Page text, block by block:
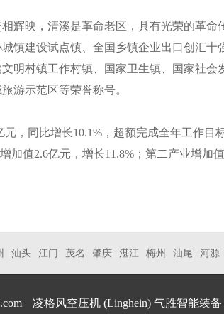
辉映，清溪是革命老区，具有光荣的革命
镇建设试点镇、全国乡镇企业出口创汇十
明村镇工作村镇、国家卫生镇、国家社会
游示范区等荣誉称号。
元，同比增长10.1%，超额完成全年工作目
加值2.6亿元，增长11.8%；第二产业增加
汕头 江门 茂名 肇庆 湛江 梅州 汕尾 河源
凌格风空压机 (Linghein) 气胜智能装